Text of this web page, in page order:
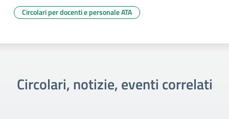
Circolari per docenti e personale ATA
Circolari, notizie, eventi correlati